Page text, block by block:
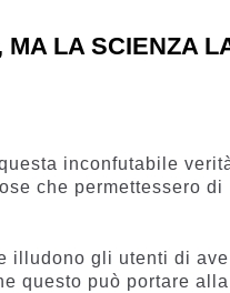
MA LA SCIENZA
inconfutabile
che permettessero di
illudono gli utenti di
questo può portare alla